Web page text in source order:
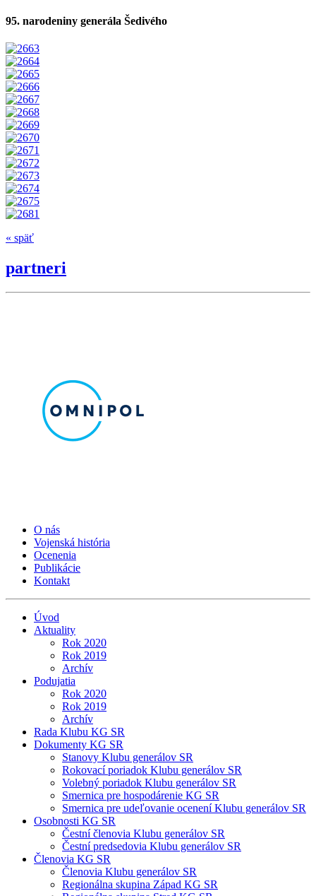
95. narodeniny generála Šedivého
« späť
partneri
O nás
Vojenská história
Ocenenia
Publikácie
Kontakt
Úvod
Aktuality
Rok 2020
Rok 2019
Archív
Podujatia
Rok 2020
Rok 2019
Archív
Rada Klubu KG SR
Dokumenty KG SR
Stanovy Klubu generálov SR
Rokovací poriadok Klubu generálov SR
Volebný poriadok Klubu generálov SR
Smernica pre hospodárenie KG SR
Smernica pre udeľovanie ocenení Klubu generálov SR
Osobnosti KG SR
Čestní členovia Klubu generálov SR
Čestní predsedovia Klubu generálov SR
Členovia KG SR
Členovia Klubu generálov SR
Regionálna skupina Západ KG SR